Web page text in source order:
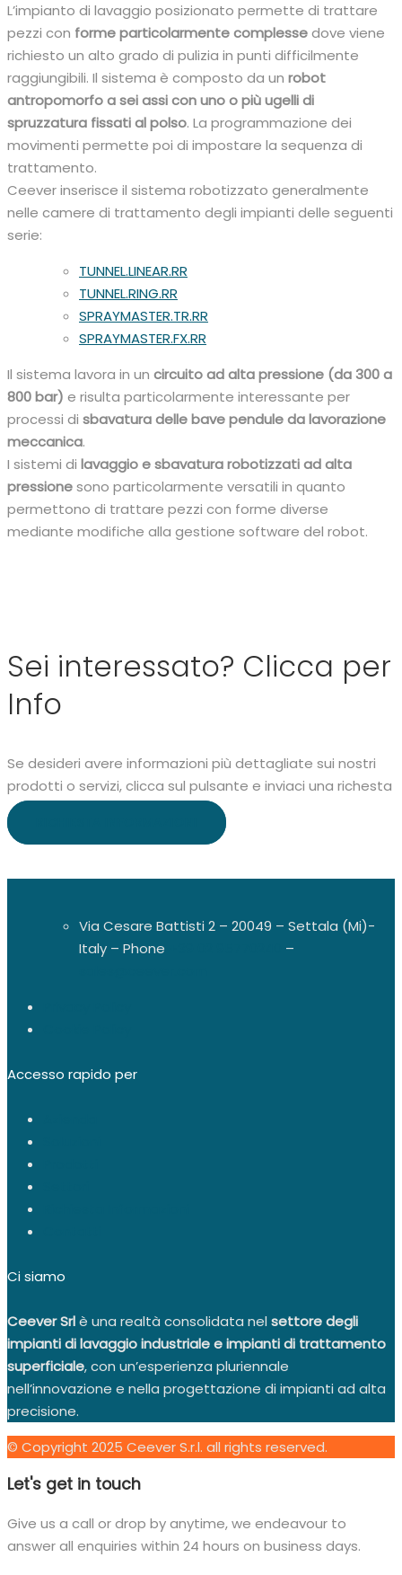
L’impianto di lavaggio posizionato permette di trattare
pezzi con forme particolarmente complessedove viene
richiesto un alto grado di pulizia in punti difficilmente
raggiungibili. Il sistema è composto da un robot
antropomorfo a sei assi con uno o più ugelli di
spruzzatura fissati al polso. La programmazione dei
movimenti permette poi di impostare la sequenza di
trattamento.
Ceever inserisce il sistema robotizzato generalmente
nelle camere di trattamento degli impianti delle seguenti
serie:
TUNNEL.LINEAR.RR
TUNNEL.RING.RR
SPRAYMASTER.TR.RR
SPRAYMASTER.FX.RR
Il sistema lavora in un circuito ad alta pressione (da 300 a
800 bar) e risulta particolarmente interessante per
processi di sbavatura delle bave pendule da lavorazione
meccanica.
I sistemi di lavaggio e sbavatura robotizzati ad alta
pressionesono particolarmente versatili in quanto
permettono di trattare pezzi con forme diverse
mediante modifiche alla gestione software del robot.
Sei interessato? Clicca per
Info
Se desideri avere informazioni più dettagliate sui nostri
prodotti o servizi, clicca sul pulsante e inviaci una richesta
Via Cesare Battisti 2 – 20049 – Settala (Mi)-
Italy – Phone
–
Accesso rapido per
Ci siamo
Ceever Srlè una realtà consolidata nelsettore degli
impianti di lavaggio industriale e impianti di trattamento
superficiale, con un’esperienza pluriennale
nell’innovazione e nella progettazione di impianti ad alta
precisione.
© Copyright 2025 Ceever S.r.l. all rights reserved.
Let's get in touch
Give us a call or drop by anytime, we endeavour to
answer all enquiries within 24 hours on business days.